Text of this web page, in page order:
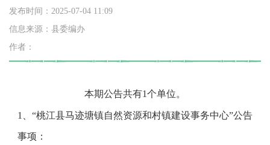
发布时间：2025-07-04 11:09
信息来源：县委编办
作者：
本期公告共有1个单位。
1 、“桃江县马迹塘镇自然资源和村镇建设事务中心”公告
事项：